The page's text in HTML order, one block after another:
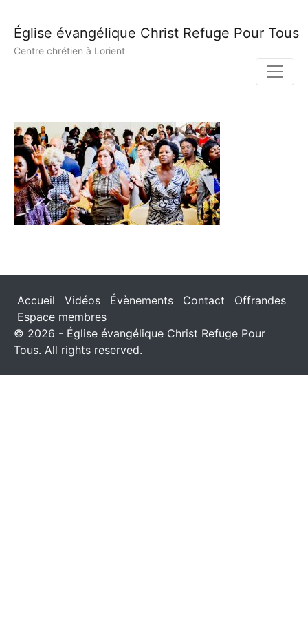
Église évangélique Christ Refuge Pour Tous
Centre chrétien à Lorient
Accueil Vidéos Évènements Contact
Offrandes
Espace membres
© 2026 - Église évangélique Christ Refuge Pour
Tous. All rights reserved.